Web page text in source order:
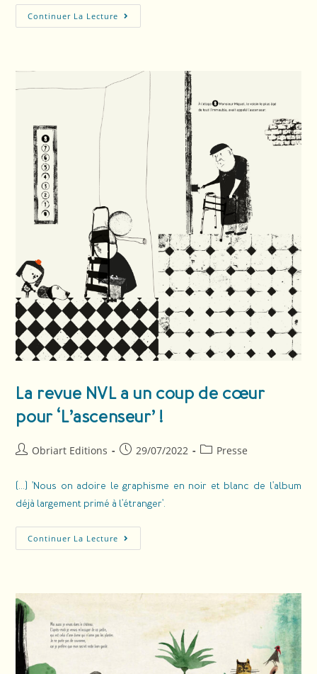
Continuer La Lecture
La revue NVL a un coup de cœur
pour ‘L’ascenseur’ !
Obriart Editions 29/07/2022 Presse
(...) 'Nous on adoire le graphisme en noir et blanc de l'album
déjà largement primé à l'étranger'.
Continuer La Lecture